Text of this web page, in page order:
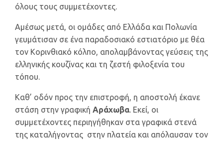
όλους τους συμμετέχοντες.
Αμέσως μετά, οι ομάδες από Ελλάδα και Πολωνία
γευμάτισαν σε ένα παραδοσιακό εστιατόριο με θέα
τον Κορινθιακό κόλπο, απολαμβάνοντας γεύσεις της
ελληνικής κουζίνας και τη ζεστή φιλοξενία του
τόπου.
Καθ’ οδόν προς την επιστροφή, η αποστολή έκανε
στάση στην γραφική Αράχωβα. Εκεί, οι
συμμετέχοντες περιηγήθηκαν στα γραφικά στενά
της καταλήγοντας στην πλατεία και απόλαυσαν τον